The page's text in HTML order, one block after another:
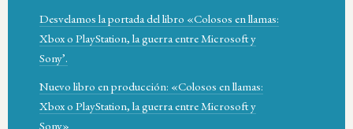
Desvelamos la portada del libro «Colosos en llamas:
Xbox o PlayStation, la guerra entre Microsoft y
Sony’.
Nuevo libro en producción: «Colosos en llamas:
Xbox o PlayStation, la guerra entre Microsoft y
Sony»